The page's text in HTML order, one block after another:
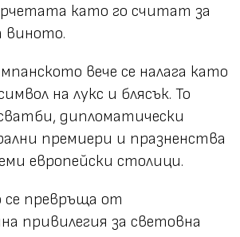
като го считат за
виното.
вече се налага като
на лукс и блясък. То
дипломатически
премиери и празненства
европейски столици.
превръща от
привилегия за световна